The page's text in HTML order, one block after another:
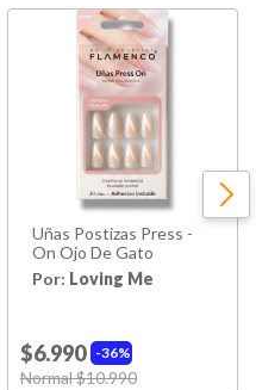
Uñas Postizas Press -
On Ojo De Gato
Por: Loving Me
36%
$6.990
Price reduced from
Normal $10.990